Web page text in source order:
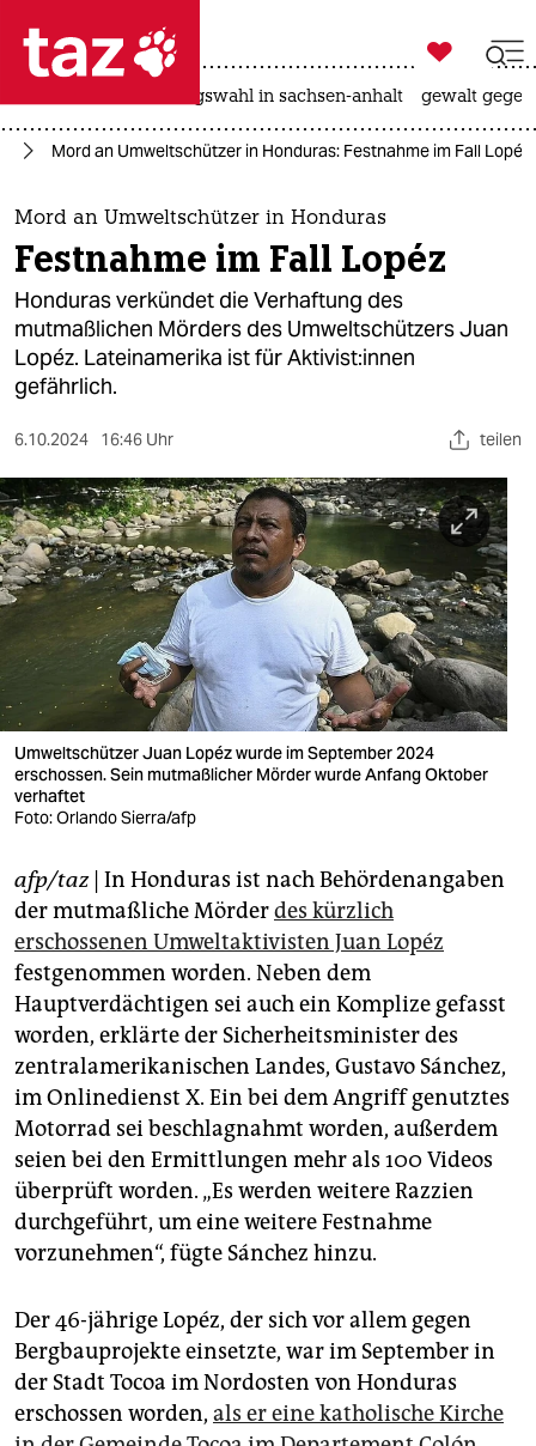
 taz zahl ich
taz zahl ich
themen
politik
öko
gesellschaft
kultur
sport
berlin
nord
wahrheit
verlag
verlag
veranstaltungen
fragen & hilfe
unterstützen
abo
genossenschaft
epaper login

taz zahl ich
landtagswahl in sachsen-anhalt gewalt
Mord an Umweltschützer in Honduras: Festnahme im Fall Lopéz
Mord an Umweltschützer in Honduras
Festnahme im Fall Lopéz
Honduras verkündet die Verhaftung des
mutmaßlichen Mörders des Umweltschützers Juan
Lopéz. Lateinamerika ist für Ak­ti­vis­t:in­nen
gefährlich.
6.10.2024 16:46 Uhr teilen
Umweltschützer Juan Lopéz wurde im September 2024
erschossen. Sein mutmaßlicher Mörder wurde Anfang Oktober
verhaftet
Foto: Orlando Sierra/afp
afp/taz| In Honduras ist nach Behördenangaben
der mutmaßliche Mörderdes kürzlich
erschossenen Umweltaktivisten Juan Lopéz
festgenommen worden. Neben dem
Hauptverdächtigen sei auch ein Komplize gefasst
worden, erklärte der Sicherheitsminister des
zentralamerikanischen Landes, Gustavo Sánchez,
im Onlinedienst X. Ein bei dem Angriff genutztes
Motorrad sei beschlagnahmt worden, außerdem
seien bei den Ermittlungen mehr als 100 Videos
überprüft worden. „Es werden weitere Razzien
durchgeführt, um eine weitere Festnahme
vorzunehmen“, fügte Sánchez hinzu.
Der 46-jährige Lopéz, der sich vor allem gegen
Bergbauprojekte einsetzte, war im September in
der Stadt Tocoa im Nordosten von Honduras
erschossen worden, als er eine katholische Kirche